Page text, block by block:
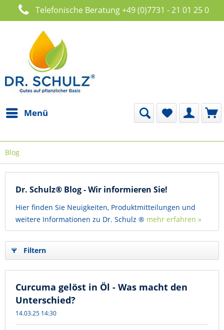
Telefonische Beratung +49 (0)7731 - 21 01 25 0
Menü
Blog
Dr. Schulz® Blog - Wir informieren Sie!
Hier finden Sie Neuigkeiten, Produktmitteilungen und
weitere Informationen zu Dr. Schulz ® mehr erfahren »
Filtern
Curcuma gelöst in Öl - Was macht den
Unterschied?
14.03.25 14:30